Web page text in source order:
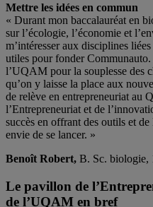
Mettre les idées en commun
« Durant mon baccalauréat en
sur l’écologie, l’économie et
m’intéresser aux disciplines
utiles pour fonder Communauto.
l’UQAM pour la souplesse des
qu’on y laisse la place aux
de relève en entrepreneuriat au
l’Entrepreneuriat et de
succès en offrant des outils et
envie de se lancer. »
Benoît Robert, B. Sc. biologie,
Le pavillon de
de l’UQAM en bref